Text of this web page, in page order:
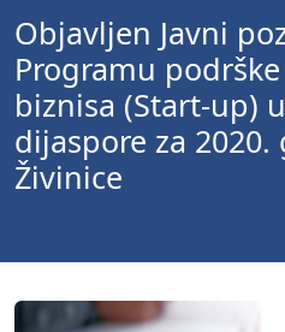
Objavljen Javni
Programu
biznisa (Start-up)
dijaspore za
Živinice